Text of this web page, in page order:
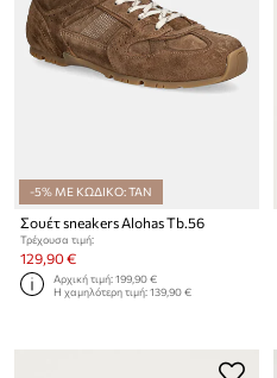
-5% ΜΕ ΚΩΔΙΚΟ: TAN
Σουέτ sneakers Alohas Tb.56
Τρέχουσα τιμή:
129,90 €
Αρχική τιμή:199,90 €
Η χαμηλότερη τιμή:139,90 €